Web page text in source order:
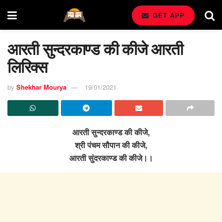
GET APP
आरती सुन्दरकाण्ड की कीजे आरती
लिरिक्स
by Shekhar Mourya 19/01/2021
आरती सुन्दरकाण्ड की कीजे,
श्री पंचम सौपान की कीजे,
आरती सुंदरकाण्ड की कीजे।।